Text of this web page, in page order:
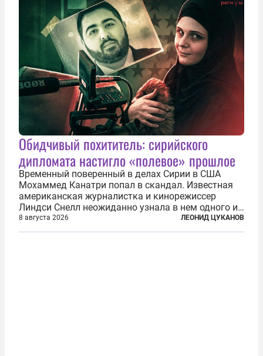
Обидчивый похититель: сирийского
дипломата настигло «полевое» прошлое
Временный поверенный в делах Сирии в США
Мохаммед Канатри попал в скандал. Известная
американская журналистка и кинорежиссер
Линдси Снелл неожиданно узнала в нем одного из
бандитов, похитивших ее в сирийском Алеппо в
2016 году. Журналистка убеждена, что Канатри, в
8 августа 2026 ЛЕОНИД ЦУКАНОВ